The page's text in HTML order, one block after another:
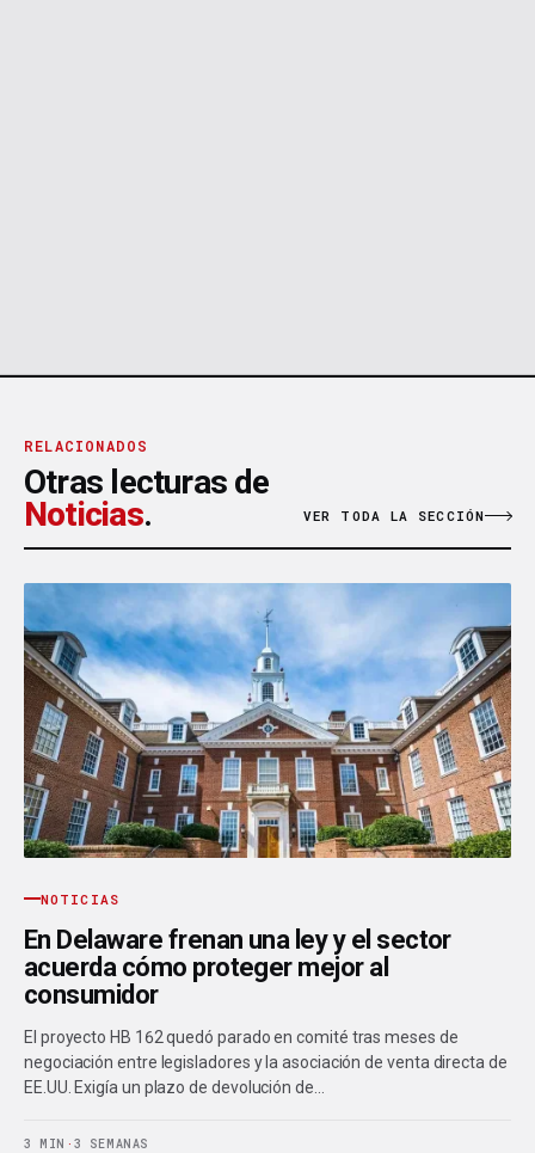
RELACIONADOS
Otras lecturas de
Noticias. VER TODA LA SECCIÓN
NOTICIAS
En Delaware frenan una ley y el sector
acuerda cómo proteger mejor al
consumidor
El proyecto HB 162 quedó parado en comité tras meses de
negociación entre legisladores y la asociación de venta directa de
EE.UU. Exigía un plazo de devolución de…
3 MIN · 3 SEMANAS